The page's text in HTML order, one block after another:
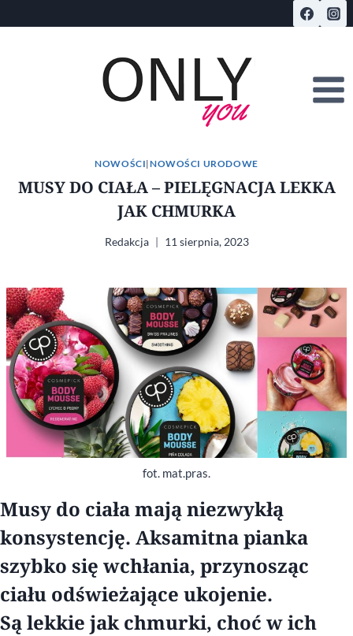
do
NOWOŚCI|NOWOŚCI URODOWE
MUSY DO CIAŁA – PIELĘGNACJA LEKKA
JAK CHMURKA
Redakcja 11 sierpnia, 2023
fot. mat.pras.
Musy do ciała mają niezwykłą
konsystencję. Aksamitna pianka
szybko się wchłania, przynosząc
ciału odświeżające ukojenie.
Są lekkie jak chmurki, choć w ich